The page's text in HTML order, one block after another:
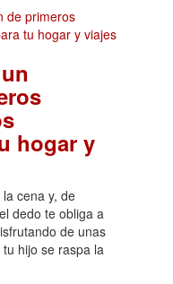
hogar y
cena y, de
dedo te obliga a
de unas
hijo se raspa la